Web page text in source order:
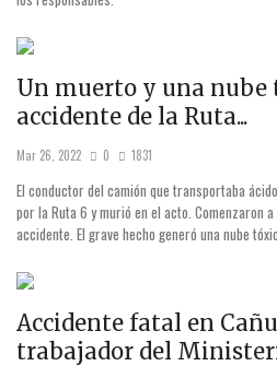
Un muerto y una nube
accidente de la Ruta...
Mar 26, 2022 0 1831
El conductor del camión que transportaba
por la Ruta 6 y murió en el acto. Comenzaron
accidente. El grave hecho generó una nube
Accidente fatal en
trabajador del